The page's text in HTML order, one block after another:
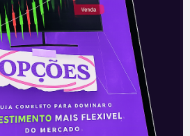
desta quinta-feira (11),
os dados de vendas
gigantes do e-
durante o “Single’s